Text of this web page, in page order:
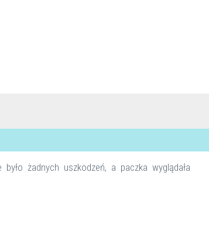
żadnych uszkodzeń, a paczka wyglądała